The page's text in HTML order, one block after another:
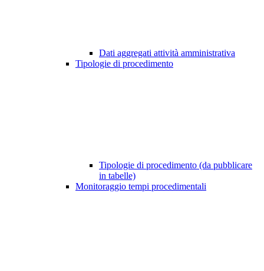
Dati aggregati attività amministrativa
Tipologie di procedimento
Tipologie di procedimento (da pubblicare
in tabelle)
Monitoraggio tempi procedimentali